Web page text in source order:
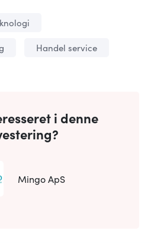
Handel service
i denne
Mingo ApS